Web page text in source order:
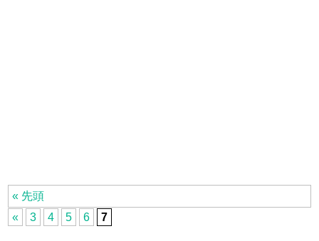
« 先頭
«
3 4 5 6 7